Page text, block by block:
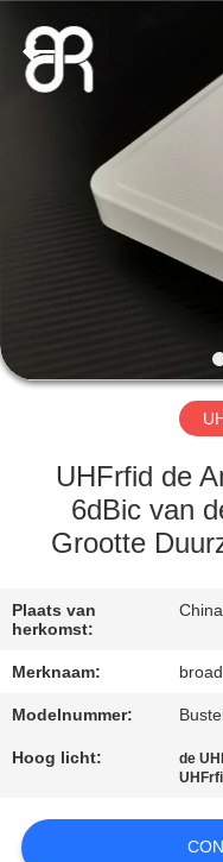
PRODUCTEN
VR-
SHOW
ONGEVEER
ONS
ONS
NIEUWS
Technology
Co.,LTD..
Rights
Reserved.
UHFrfid de
6dBic van
Grootte
Plaats van
herkomst:
Merknaam:
Modelnummer:
Hoog licht: de